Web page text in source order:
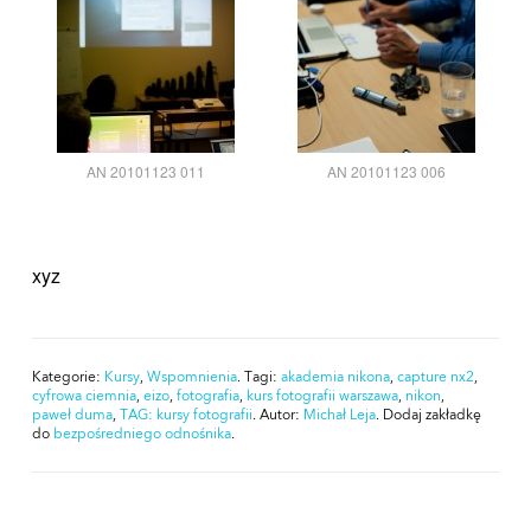
AN 20101123 011 AN 20101123 006
xyz
Kategorie: Kursy, Wspomnienia. Tagi: akademia nikona, capture nx2,
cyfrowa ciemnia, eizo, fotografia, kurs fotografii warszawa, nikon,
paweł duma, TAG: kursy fotografii. Autor: Michał Leja. Dodaj zakładkę
do bezpośredniego odnośnika.